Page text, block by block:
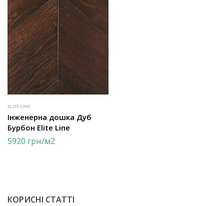
ELITE LINE
Інженерна дошка Дуб
Бурбон Elite Line
5920 грн/м2
КОРИСНІ СТАТТІ